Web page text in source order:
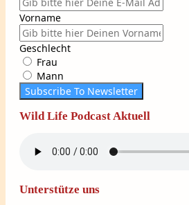
Vorname
Geschlecht
Frau
Mann
Subscribe To Newsletter
Wild Life Podcast Aktuell
Unterstütze uns